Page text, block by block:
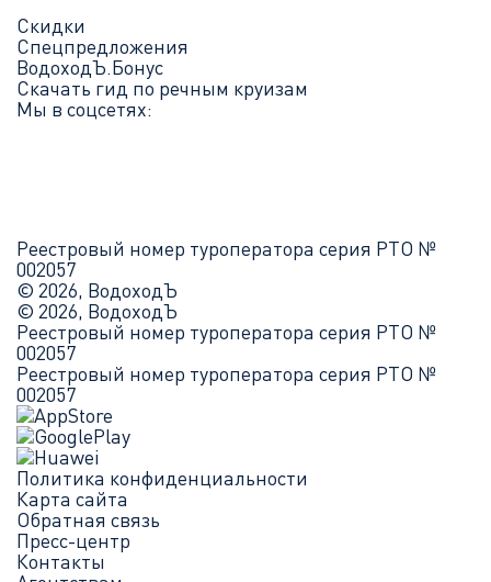
Скидки
Спецпредложения
ВодоходЪ.Бонус
Скачать гид по речным круизам
Мы в соцсетях:
Реестровый номер туроператора серия РТО №
002057
© 2026, ВодоходЪ
© 2026, ВодоходЪ
Реестровый номер туроператора серия РТО №
002057
Реестровый номер туроператора серия РТО №
002057
Политика конфиденциальности
Карта сайта
Обратная связь
Пресс-центр
Контакты